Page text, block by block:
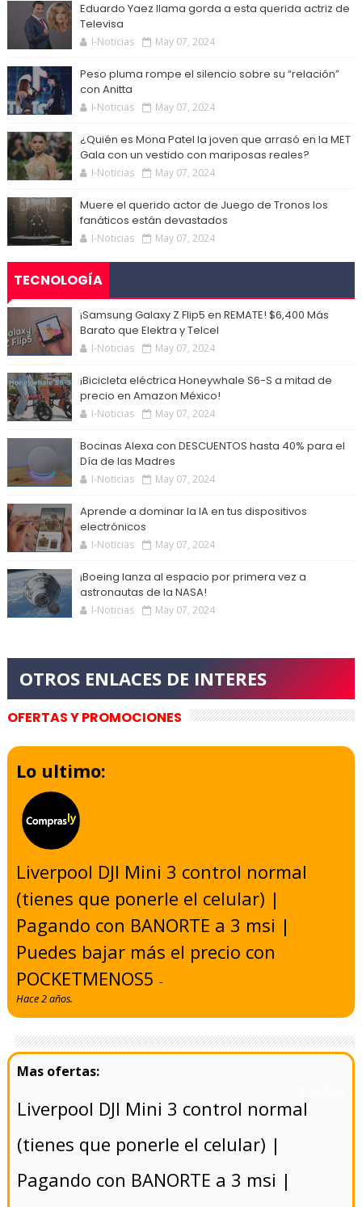
Eduardo Yaez llama gorda a esta querida actriz de
Televisa
I-Noticias May 07, 2024
Peso pluma rompe el silencio sobre su “relación”
con Anitta
I-Noticias May 07, 2024
¿Quién es Mona Patel la joven que arrasó en la MET
Gala con un vestido con mariposas reales?
I-Noticias May 07, 2024
Muere el querido actor de Juego de Tronos los
fanáticos están devastados
I-Noticias May 07, 2024
TECNOLOGÍA
¡Samsung Galaxy Z Flip5 en REMATE! $6,400 Más
Barato que Elektra y Telcel
I-Noticias May 07, 2024
¡Bicicleta eléctrica Honeywhale S6-S a mitad de
precio en Amazon México!
I-Noticias May 07, 2024
Bocinas Alexa con DESCUENTOS hasta 40% para el
Día de las Madres
I-Noticias May 07, 2024
Aprende a dominar la IA en tus dispositivos
electrónicos
I-Noticias May 07, 2024
¡Boeing lanza al espacio por primera vez a
astronautas de la NASA!
I-Noticias May 07, 2024
OFERTAS Y PROMOCIONES
Lo ultimo:
Liverpool DJI Mini 3 control normal
(tienes que ponerle el celular) |
Pagando con BANORTE a 3 msi |
Puedes bajar más el precio con
POCKETMENOS5-
Hace 2 años.
Liverpool DJI Mini 3 control normal
(tienes que ponerle el celular) |
Pagando con BANORTE a 3 msi |